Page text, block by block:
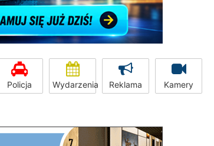
Policja Wydarzenia Reklama Kamery